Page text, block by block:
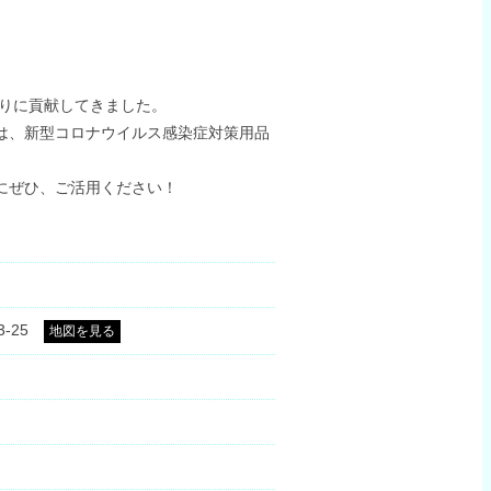
貢献してきました。
新型コロナウイルス感染症対策用品
ひ、ご活用ください！
3-25 地図を見る